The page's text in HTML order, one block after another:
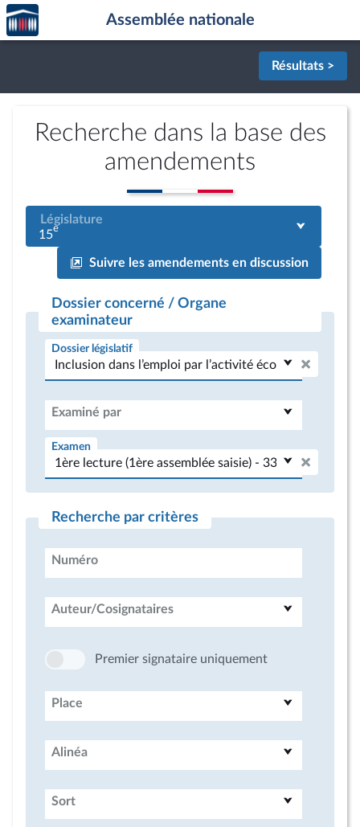
Aller au contenu
Aller en bas de la page
Accèder
à la
page
Assemblée nationale
Résultats >
Recherche dans la base des
amendements
Législature
15e
Suivre les amendements en discussion
Dossier concerné / Organe
examinateur
Dossier législatif
Examiné par
Examen
Recherche par critères
Numéro
Auteur/Cosignataires
Premier signataire uniquement
Place
Alinéa
Sort